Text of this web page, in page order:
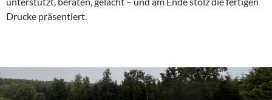
Drucke präsentiert.